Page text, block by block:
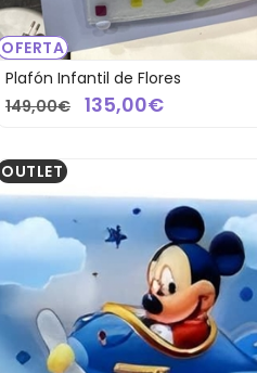
OFERTA
Plafón Infantil de Flores
149,00€
135,00€
OUTLET